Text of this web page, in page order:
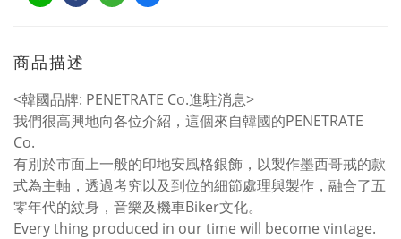
商品描述
<韓國品牌: PENETRATE Co.進駐消息>
我們很高興地向各位介紹，這個來自韓國的PENETRATE
Co.
有別於市面上一般的印地安風格銀飾，以製作墨西哥戒的款
式為主軸，透過考究以及到位的細節處理與製作，融合了五
零年代的紋身，音樂及機車Biker文化。
Every thing produced in our time will become vintage.